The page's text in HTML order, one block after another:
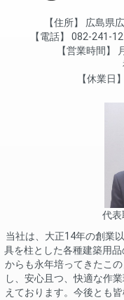
住所
広島県
電話
082-241-
営業時間
休業日
代表
当社は、大正14年の創業
具を柱とした各種建築用
からも永年培ってきたこ
し、安心且つ、快適な作
えております。今後とも